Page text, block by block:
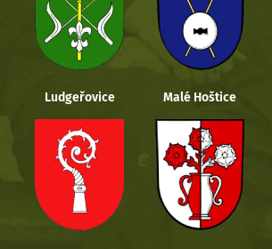
Ludgeřovice Malé Hoštice